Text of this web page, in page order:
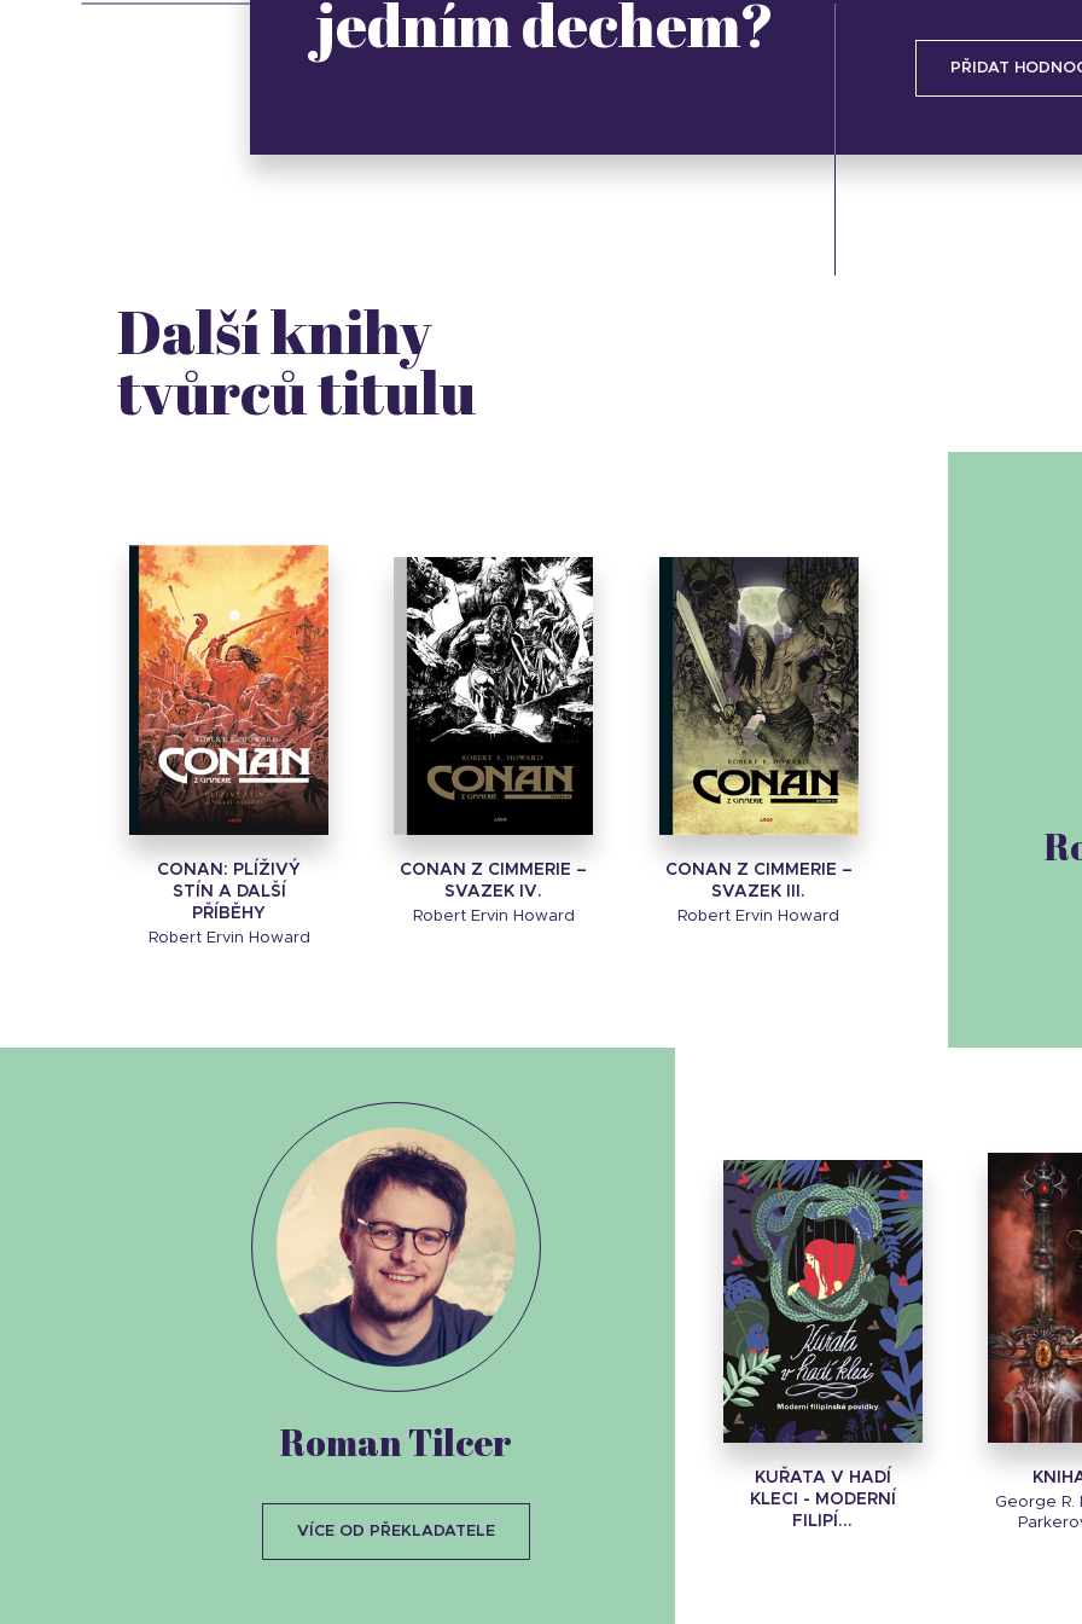
jedním dechem?
PŘIDAT
Další knihy
tvůrců titulu
CONAN: PLÍŽIVÝ
STÍN A DALŠÍ
PŘÍBĚHY
Robert Ervin Howard
CONAN Z CIMMERIE –
SVAZEK IV.
Robert Ervin Howard
CONAN Z CIMMERIE –
SVAZEK III.
Robert Ervin Howard
KUŘATA V HADÍ
KLECI - MODERNÍ
FILIPÍ...
George R.
Roman Tilcer
VÍCE OD PŘEKLADATELE